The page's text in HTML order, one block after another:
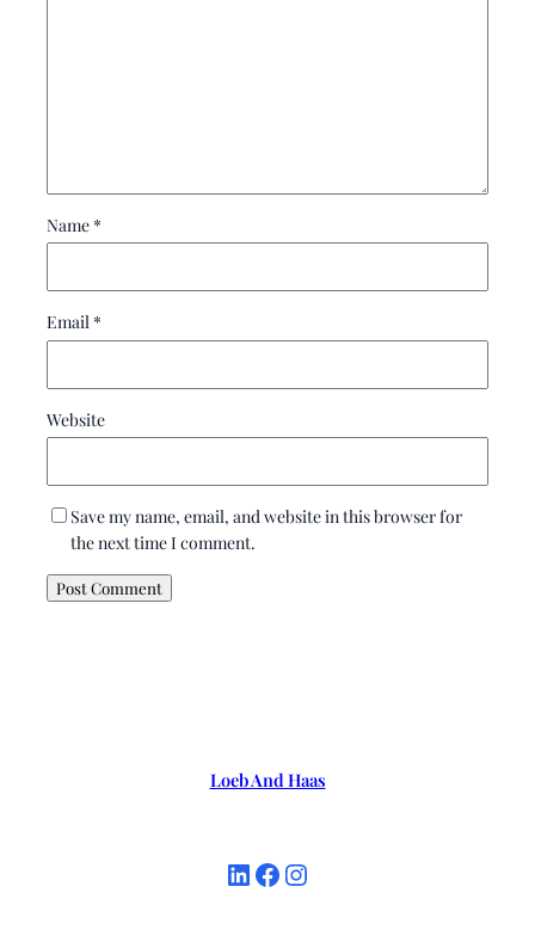
Name *
Email *
Website
Save my name, email, and website in this browser for
the next time I comment.
Loeb And Haas
LinkedIn Facebook Instagram